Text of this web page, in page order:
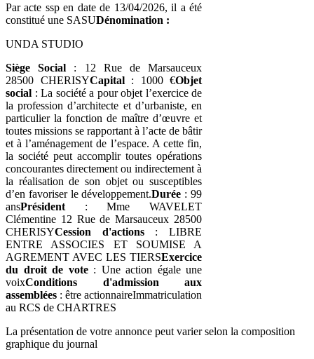
Par acte ssp en date de 13/04/2026, il a été
constitué une SASUDénomination :
UNDA STUDIO
Siège Social : 12 Rue de Marsauceux
28500 CHERISYCapital: 1000 €Objet
social : La société a pour objet l’exercice de
la profession d’architecte et d’urbaniste, en
particulier la fonction de maître d’œuvre et
toutes missions se rapportant à l’acte de bâtir
et à l’aménagement de l’espace. A cette fin,
la société peut accomplir toutes opérations
concourantes directement ou indirectement à
la réalisation de son objet ou susceptibles
d’en favoriser le développement.Durée : 99
ansPrésident : Mme WAVELET
Clémentine 12 Rue de Marsauceux 28500
CHERISYCession d'actions: LIBRE
ENTRE ASSOCIES ET SOUMISE A
AGREMENT AVEC LES TIERSExercice
du droit de vote: Une action égale une
voixConditions d'admission aux
assemblées : être actionnaireImmatriculation
au RCS de CHARTRES
La présentation de votre annonce peut varier selon la composition
graphique du journal